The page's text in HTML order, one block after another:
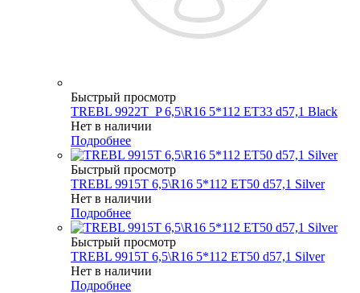
Быстрый просмотр
TREBL 9922T_P 6,5\R16 5*112 ET33 d57,1 Black
Нет в наличии
Подробнее
Быстрый просмотр
TREBL 9915T 6,5\R16 5*112 ET50 d57,1 Silver
Нет в наличии
Подробнее
Быстрый просмотр
TREBL 9915T 6,5\R16 5*112 ET50 d57,1 Silver
Нет в наличии
Подробнее